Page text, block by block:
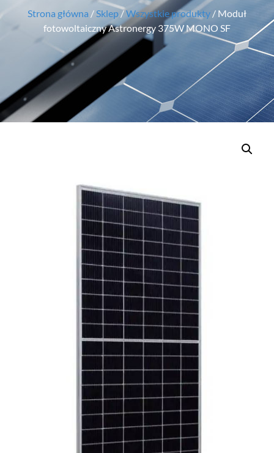
Strona główna / Sklep/Wszystkie produkty / Moduł
fotowoltaiczny Astronergy 375W MONO SF